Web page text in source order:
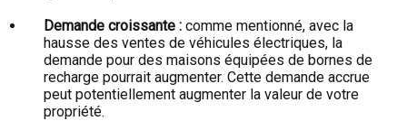
Demande croissante : comme mentionné, avec la
hausse des ventes de véhicules électriques, la
demande pour des maisons équipées de bornes de
recharge pourrait augmenter. Cette demande accrue
peut potentiellement augmenter la valeur de votre
propriété.